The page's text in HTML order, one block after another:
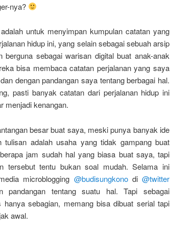
nya?
untuk menyimpan kumpulan catatan yang
hidup ini, yang selain sebagai sebuah arsip
sebagai warisan digital buat anak-anak
bisa membaca catatan perjalanan yang saya
dengan pandangan saya tentang berbagai hal.
pasti banyak catatan dari perjalanan hidup ini
menjadi kenangan.
besar buat saya, meski punya banyak ide
adalah usaha yang tidak gampang buat
jam sudah hal yang biasa buat saya, tapi
tersebut tentu bukan soal mudah. Selama ini
microblogging @budisungkonodi @twitter
pandangan tentang suatu hal. Tapi sebagai
sebagian, memang bisa dibuat serial tapi
awal.